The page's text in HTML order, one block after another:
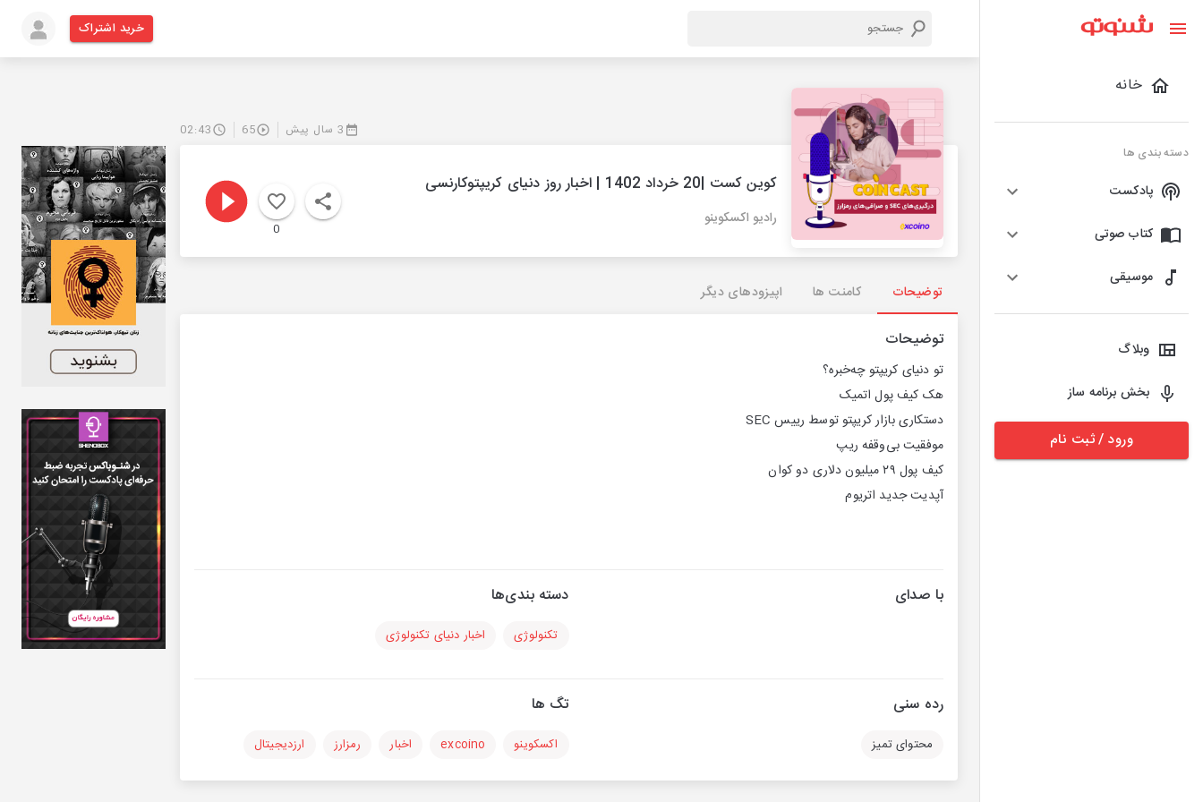
خانه
دسته بندی ها
پادکست
کتاب صوتی
موسیقی
وبلاگ
بخش برنامه ساز
ورود / ثبت نام
خرید اشتراک
3 سال پیش 65
02:43
کوین کست |20 خرداد 1402 | اخبار روز دنیای کریپتوکارنسی
رادیو اکسکوینو
0
توضیحات کامنت ها اپیزودهای دیگر
توضیحات
تو دنیای کریپتو چه‌خبره؟
هک کیف پول اتمیک
دستکاری بازار کریپتو توسط رییس SEC
موفقیت بی‌وقفه ریپ
کیف پول ۲۹ میلیون دلاری دو کوان
آپدیت جدید اتریوم
با صدای دسته بندی‌ها
تکنولوژی اخبار دنیای تکنولوژی
رده سنی
محتوای تمیز
تگ ها
اکسکوینو excoino اخبار رمزارز ارزدیجیتال